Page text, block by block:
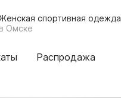
спортивная одежда
в Омске
Распродажа